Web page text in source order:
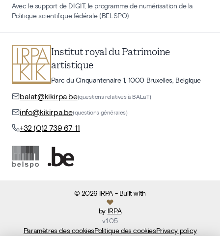
Avec le support de DIGIT, le programme de numérisation de la
Politique scientifique fédérale (BELSPO)
Institut royal du Patrimoine
artistique
Parc du Cinquantenaire 1, 1000 Bruxelles, Belgique
balat@kikirpa.be(questions relatives à BALaT)
info@kikirpa.be(questions générales)
+32 (0)2 739 67 11
©2026 IRPA- Built with
by IRPA
v1.05
Paramètres des cookiesPolitique des cookiesPrivacy policy